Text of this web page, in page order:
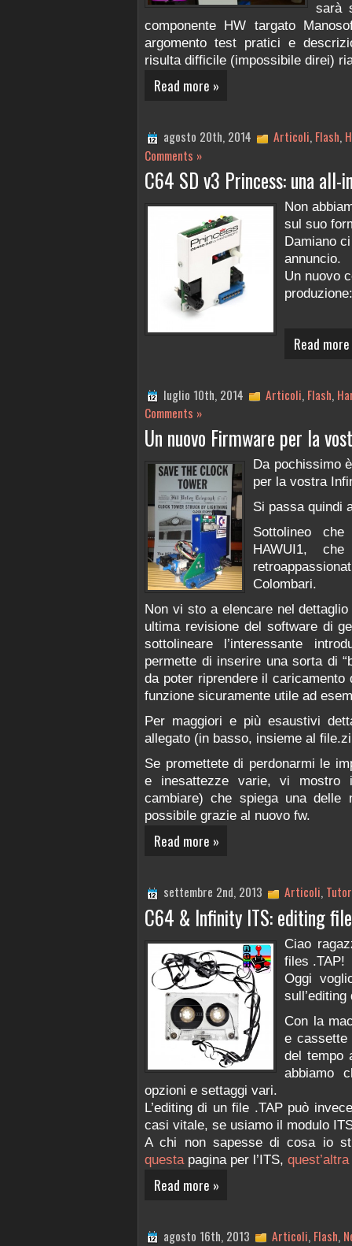
sarà
componente HW targato
argomento test pratici e
risulta difficile (impossibile direi)
Read more »
agosto 20th, 2014 Articoli, Flash,
Comments »
C64 SD v3 Princess: una all-
Non
sul suo
Damiano
annuncio.
Un nuovo
Read
luglio 10th, 2014 Articoli, Flash,
Comments »
Un nuovo Firmware per la
Da pochissimo
per la vostra
Si passa quindi
Sottolineo
HAWUI1,
Colombari.
Non vi sto a elencare nel
ultima revisione del software di
sottolineare l’interessante
permette di inserire una sorta di
da poter riprendere il
funzione sicuramente utile ad
Per maggiori e più esaustivi
allegato (in basso, insieme al
Se promettete di perdonarmi le
e inesattezze varie, vi mostro
cambiare) che spiega una delle
possibile grazie al nuovo fw.
Read more »
settembre 2nd, 2013 Articoli,
C64 & Infinity ITS: editing
Ciao
files .TAP!
Oggi
sull’editing
Con la
e cassette
del tempo
abbiamo
opzioni e settaggi vari.
L’editing di un file .TAP può
casi vitale, se usiamo il modulo
A chi non sapesse di cosa io
questapagina per l’ITS, quest’altra
Read more »
agosto 16th, 2013 Articoli, Flash,